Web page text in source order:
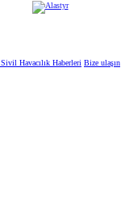
Havacılık Haberleri Bize ulaşın